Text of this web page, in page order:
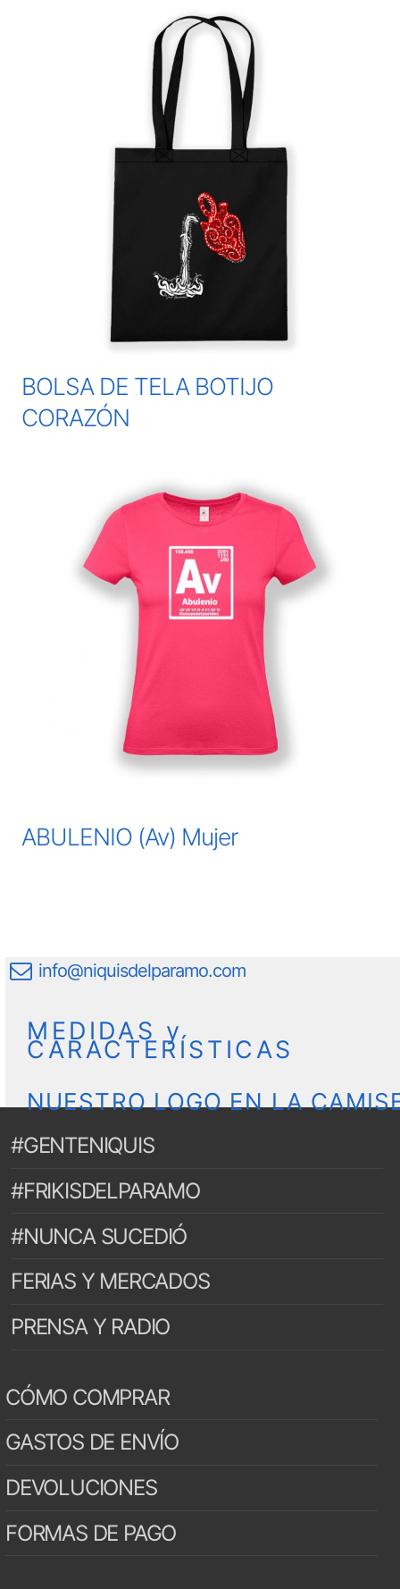
BOLSA DE TELA BOTIJO
CORAZÓN
ABULENIO (Av) Mujer
info@niquisdelparamo.com
MEDIDAS y
CARACTERÍSTICAS
NUESTRO LOGO EN LA
#GENTENIQUIS
#FRIKISDELPARAMO
#NUNCA SUCEDIÓ
FERIAS Y MERCADOS
PRENSA Y RADIO
CÓMO COMPRAR
GASTOS DE ENVÍO
DEVOLUCIONES
FORMAS DE PAGO